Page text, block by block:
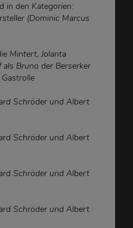
in den Kategorien:
(Dominic Marcus
Mintert, Jolanta
Bruno der Berserker
Schröder und Albert
Schröder und Albert
Schröder und Albert
Schröder und Albert